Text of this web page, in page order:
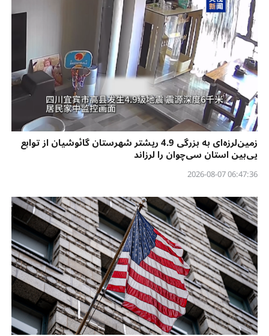
زمین‌لرزه‌ای به بزرگی 4.9 ریشتر شهرستان گائوشیان از توابع
یی‌بین استان سی‌چوان را لرزاند
06:47:36 2026-08-07